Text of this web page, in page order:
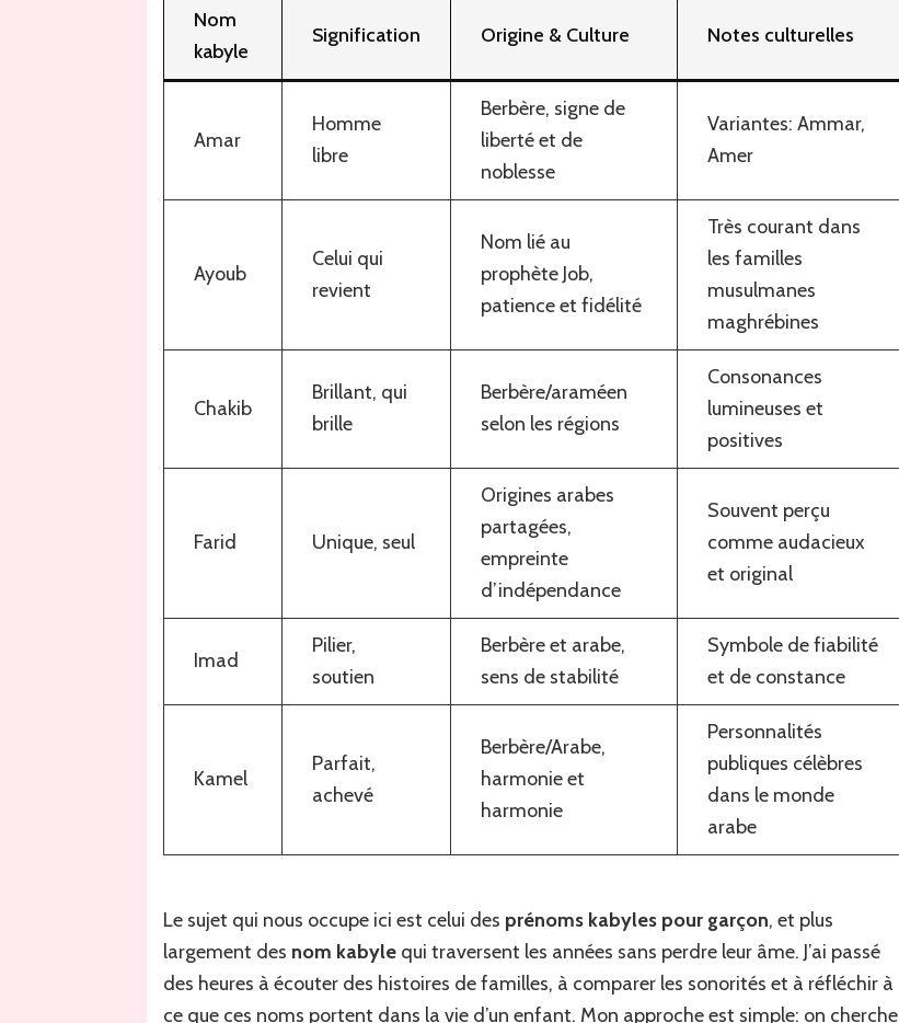
Nom
kabyle
Signification Origine & Culture Notes culturelles
Amar
Homme
libre
Berbère, signe de
liberté et de
noblesse
Variantes: Ammar,
Amer
Ayoub
Celui qui
revient
Nom lié au
prophète Job,
patience et fidélité
Très courant dans
les familles
musulmanes
maghrébines
Chakib
Brillant, qui
brille
Berbère/araméen
selon les régions
Consonances
lumineuses et
positives
Farid Unique, seul
Origines arabes
partagées,
empreinte
d’indépendance
Souvent perçu
comme audacieux
et original
Imad
Pilier,
soutien
Berbère et arabe,
sens de stabilité
Symbole de fiabilité
et de constance
Kamel
Parfait,
achevé
Berbère/Arabe,
harmonie et
harmonie
Personnalités
publiques célèbres
dans le monde
arabe
Le sujet qui nous occupe ici est celui des prénoms kabyles pour garçon, et plus
largement des nom kabyle qui traversent les années sans perdre leur âme. J’ai passé
des heures à écouter des histoires de familles, à comparer les sonorités et à réfléchir à
ce que ces noms portent dans la vie d’un enfant. Mon approche est simple: on cherche